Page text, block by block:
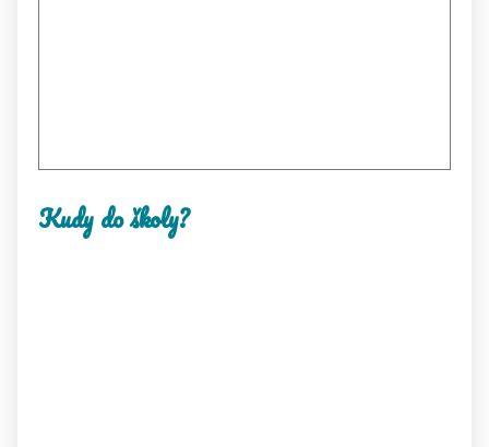
Kudy do školy?